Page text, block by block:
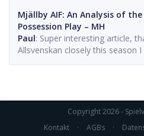
Mjällby AIF: An Analysis of the
Possession Play – MH
Paul: Super interesting article,
Allsvenskan closely this season
Copyright 2026 -
Kontakt
· AGBs ·